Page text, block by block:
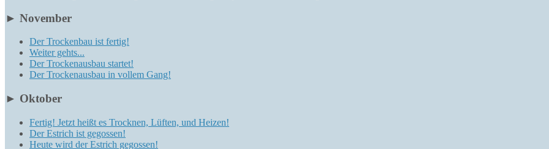
► November
Der Trockenbau ist fertig!
Weiter gehts...
Der Trockenausbau startet!
Der Trockenausbau in vollem Gang!
► Oktober
Fertig! Jetzt heißt es Trocknen, Lüften, und Heizen!
Der Estrich ist gegossen!
Heute wird der Estrich gegossen!